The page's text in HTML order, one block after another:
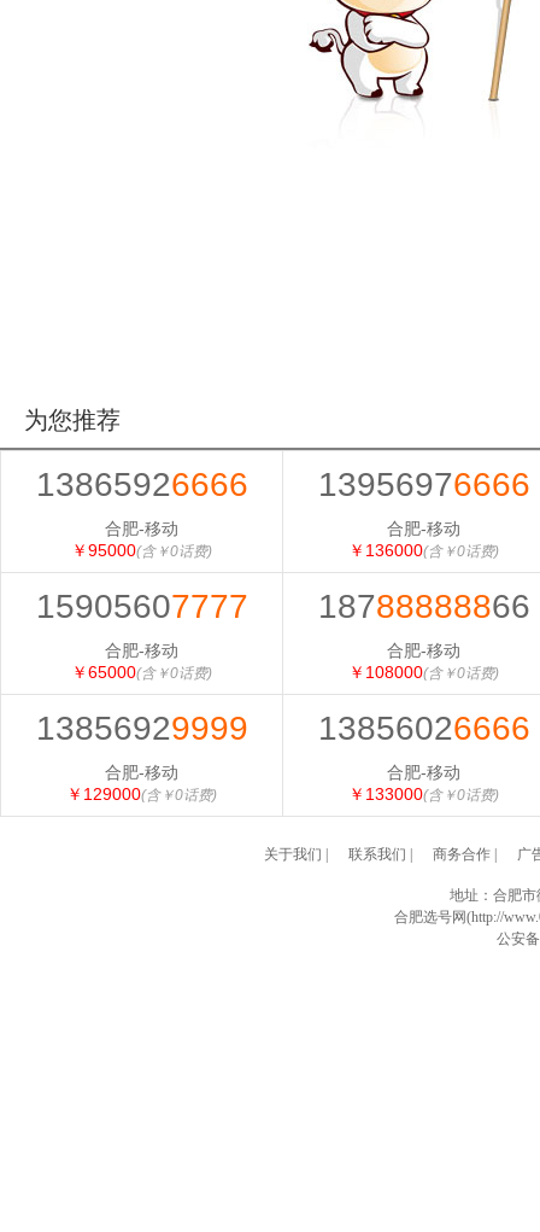
为您推荐
13865926666
合肥-移动
￥95000(含￥0话费)
13956976666
合肥-移动
￥136000(含￥0话费)
15905607777
合肥-移动
￥65000(含￥0话费)
18788888866
合肥-移动
￥108000(含￥0话费)
13856929999
合肥-移动
￥129000(含￥0话费)
13856026666
合肥-移动
￥133000(含￥0话费)
关于我们 联系我们 商务合作| 广
地址：合肥市
合肥选号网(http://
公安